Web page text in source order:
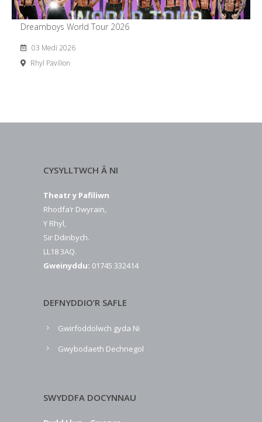
Dreamboys World Tour 2026
03 Medi 2026
Rhyl Pavilion
CYSYLLTWCH Â NI
Theatr y Pafiliwn
Rhodfa’r Dwyrain,
Y Rhyl,
Sir Ddinbych.
LL18 3AQ.
Gweinyddu: 01745 332414
DEFNYDDIO’R SAFLE
Gwirfoddolwch gyda Ni
Gwybodaeth Dechnegol
SWYDDFA DOCYNNAU